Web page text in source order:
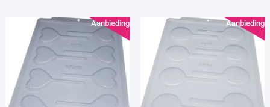
Aanbieding! Aanbieding!